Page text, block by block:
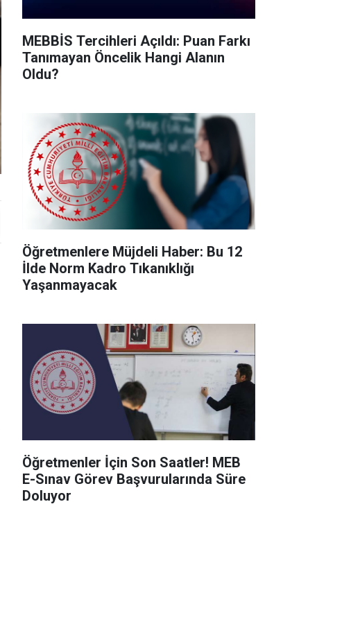
MEBBİS Tercihleri Açıldı: Puan Farkı
Tanımayan Öncelik Hangi Alanın
Oldu?
Öğretmenlere Müjdeli Haber: Bu 12
İlde Norm Kadro Tıkanıklığı
Yaşanmayacak
Öğretmenler İçin Son Saatler! MEB
E-Sınav Görev Başvurularında Süre
Doluyor